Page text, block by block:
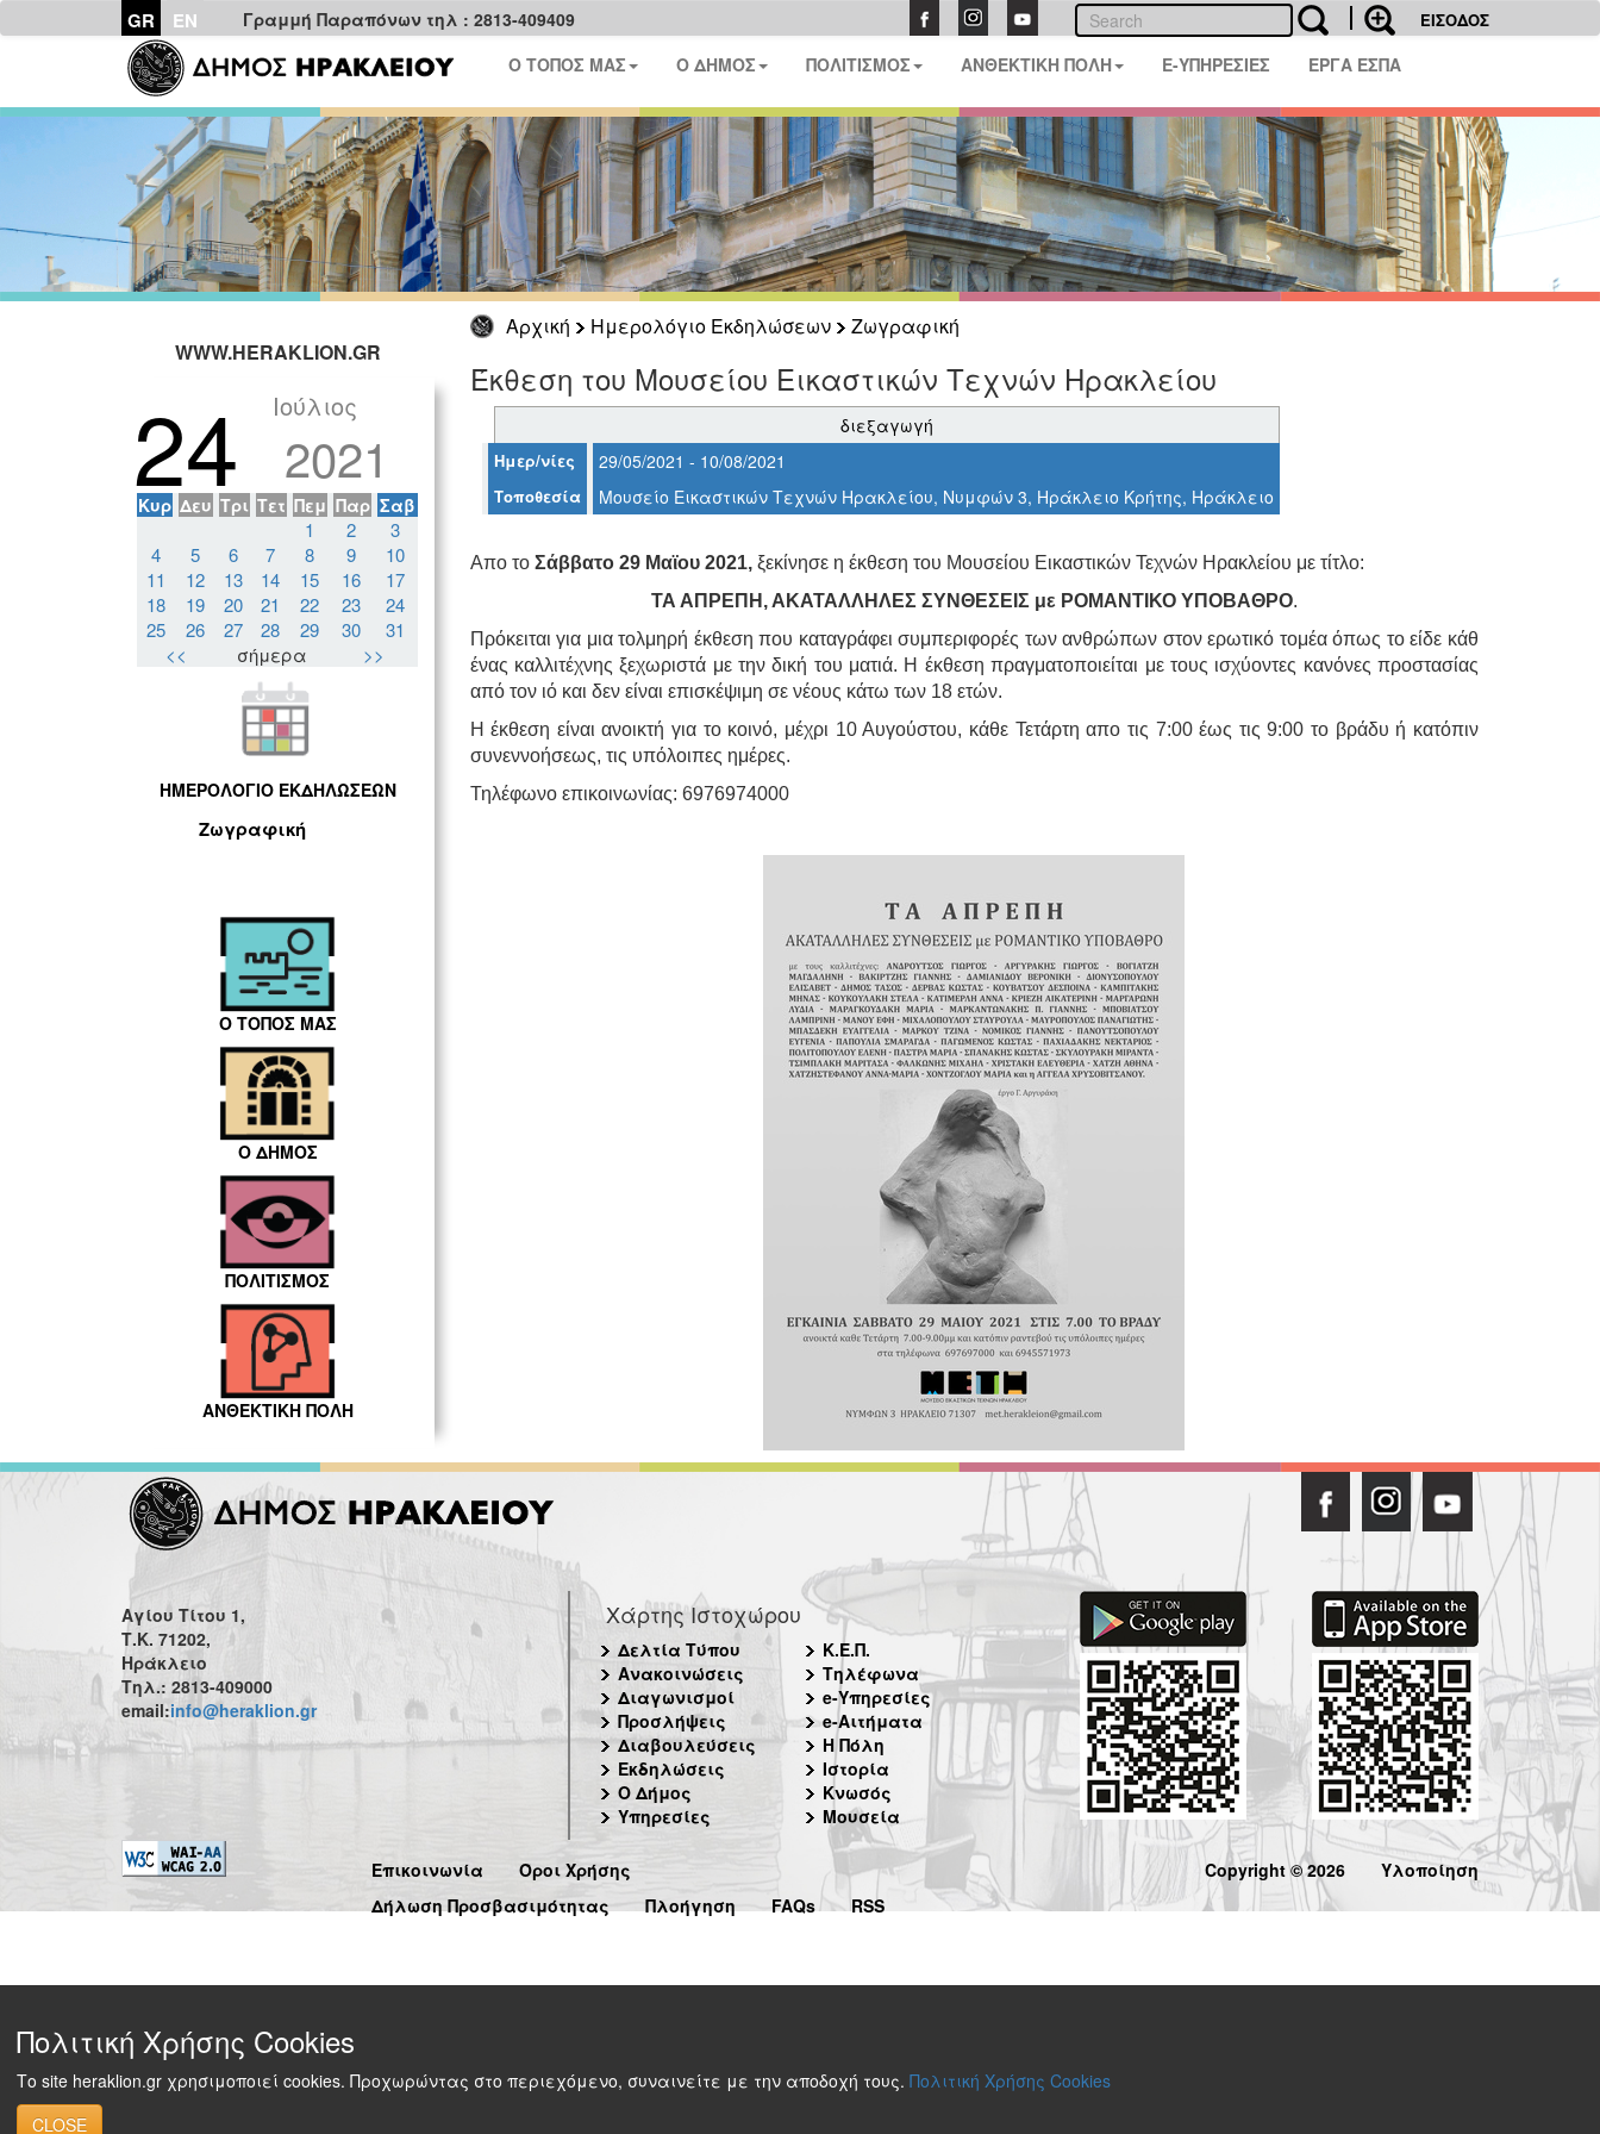
GR EN Γραμμή Παραπόνων τηλ : 2813-409409 ΕΙΣΟΔΟΣ
Ο ΤΟΠΟΣ ΜΑΣ Ο ΔΗΜΟΣ ΠΟΛΙΤΙΣΜΟΣ ΑΝΘΕΚΤΙΚΗ ΠΟΛΗ E-ΥΠΗΡΕΣΙΕΣ ΕΡΓΑ ΕΣΠΑ
Αρχική Ημερολόγιο Εκδηλώσεων
Ζωγραφική
WWW.HERAKLION.GR
24 Ιούλιος
2021
Κυρ Δευ Τρι Τετ Πεμ Παρ Σαβ
1 2
3
4
5 6 7 8 9
10
11
12 13 14 15 16
17
18
19 20 21 22 23
24
25
26 27 28 29 30
31
<<
σήμερα >>
ΗΜΕΡΟΛΟΓΙΟ ΕΚΔΗΛΩΣΕΩΝ
Ζωγραφική
Ο ΤΟΠΟΣ ΜΑΣ
Ο ΔΗΜΟΣ
ΠΟΛΙΤΙΣΜΟΣ
ΑΝΘΕΚΤΙΚΗ ΠΟΛΗ
Έκθεση του Μουσείου Εικαστικών Τεχνών Ηρακλείου
διεξαγωγή
Ημερ/νίες 29/05/2021 - 10/08/2021
Τοποθεσία Μουσείο Εικαστικών Τεχνών Ηρακλείου, Νυμφών 3, Ηράκλειο Κρήτης, Ηράκλειο
Απο το Σάββατο 29 Μαϊου 2021, ξεκίνησε η έκθεση του Μουσείου Εικαστικών Τεχνών Ηρακλείου με τίτλο:
ΤΑ ΑΠΡΕΠΗ, ΑΚΑΤΑΛΛΗΛΕΣ ΣΥΝΘΕΣΕΙΣ με ΡΟΜΑΝΤΙΚΟ ΥΠΟΒΑΘΡΟ.
Πρόκειται για μια τολμηρή έκθεση που καταγράφει συμπεριφορές των ανθρώπων στον ερωτικό τομέα όπως το είδε κάθ
ένας καλλιτέχνης ξεχωριστά με την δική του ματιά. Η έκθεση πραγματοποιείται με τους ισχύοντες κανόνες προστασίας
από τον ιό και δεν είναι επισκέψιμη σε νέους κάτω των 18 ετών.
H έκθεση είναι ανοικτή για το κοινό, μέχρι 10 Αυγούστου, κάθε Τετάρτη απο τις 7:00 έως τις 9:00 το βράδυ ή κατόπιν
συνεννοήσεως, τις υπόλοιπες ημέρες.
Τηλέφωνο επικοινωνίας: 6976974000
Αγίου Τίτου 1,
Τ.Κ. 71202,
Ηράκλειο
Τηλ.: 2813-409000
email:info@heraklion.gr
Χάρτης Ιστοχώρου
Δελτία Τύπου
Ανακοινώσεις
Διαγωνισμοί
Προσλήψεις
Διαβουλεύσεις
Εκδηλώσεις
Ο Δήμος
Υπηρεσίες
Κ.Ε.Π.
Τηλέφωνα
e-Υπηρεσίες
e-Αιτήματα
Η Πόλη
Ιστορία
Κνωσός
Μουσεία
Επικοινωνία
Όροι Χρήσης
Δήλωση Προσβασιμότητας
Πλοήγηση FAQs RSS
Copyright © 2026 Υλοποίηση
Πολιτική Χρήσης Cookies
Το site heraklion.gr χρησιμοποιεί cookies. Προχωρώντας στο περιεχόμενο, συναινείτε με την αποδοχή τους. Πολιτική Χρήσης Cookies
CLOSE